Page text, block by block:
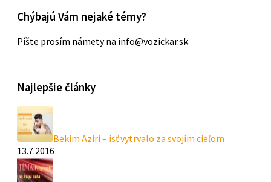
Chýbajú Vám nejaké témy?
Píšte prosím námety na info@vozickar.sk
Najlepšie články
Bekim Aziri – ísť vytrvalo za svojím cieľom
13.7.2016